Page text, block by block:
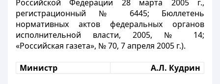
Российской Федерации 28 марта 2005 г.,
регистрационный № 6445; Бюллетень
нормативных актов федеральных органов
исполнительной власти, 2005, № 14;
«Российская газета», № 70, 7 апреля 2005 г.).
Министр А.Л. Кудрин